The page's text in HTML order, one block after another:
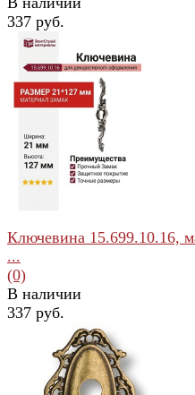
сравнить
337 руб.
Ключевина 15.699.10.16,
...
(0)
В наличии
337 руб.